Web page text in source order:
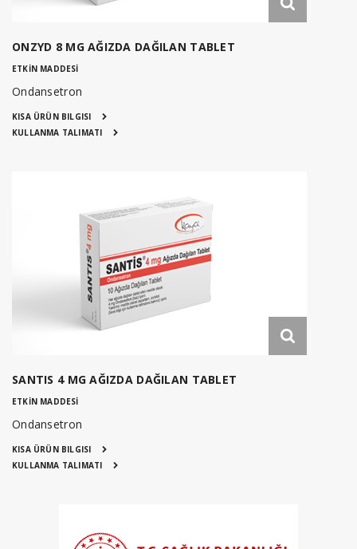
ONZYD 8 MG AĞIZDA DAĞILAN TABLET
ETKİN MADDESİ
Ondansetron
KISA ÜRÜN BILGISI
KULLANMA TALIMATI
SANTIS 4 MG AĞIZDA DAĞILAN TABLET
ETKİN MADDESİ
Ondansetron
KISA ÜRÜN BILGISI
KULLANMA TALIMATI